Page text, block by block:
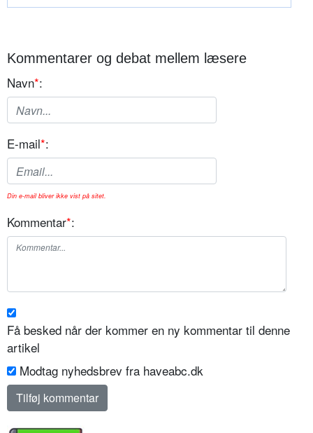
Kommentarer og debat mellem læsere
Navn*:
E-mail*:
Din e-mail bliver ikke vist på sitet.
Kommentar*:
Få besked når der kommer en ny kommentar til denne
artikel
Modtag nyhedsbrev fra haveabc.dk